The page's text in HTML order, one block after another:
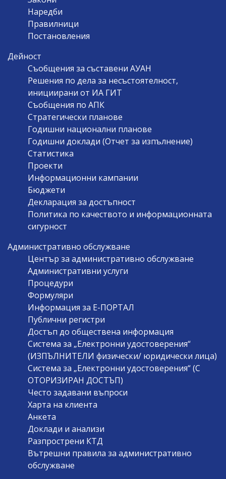
Наредби
Правилници
Постановления
Дейност
Съобщения за съставени АУАН
Решения по дела за несъстоятелност,
инициирани от ИА ГИТ
Съобщения по АПК
Стратегически планове
Годишни национални планове
Годишни доклади (Отчет за изпълнение)
Статистика
Проекти
Информационни кампании
Бюджети
Декларация за достъпност
Политика по качеството и информационната
сигурност
Административно обслужване
Център за административно обслужване
Административни услуги
Процедури
Формуляри
Информация за Е-ПОРТАЛ
Публични регистри
Достъп до обществена информация
Система за „Електронни удостоверения“
(ИЗПЪЛНИТЕЛИ физически/ юридически лица)
Система за „Електронни удостоверения“ (С
ОТОРИЗИРАН ДОСТЪП)
Често задавани въпроси
Харта на клиента
Анкета
Доклади и анализи
Разпрострени КТД
Вътрешни правила за административно
обслужване